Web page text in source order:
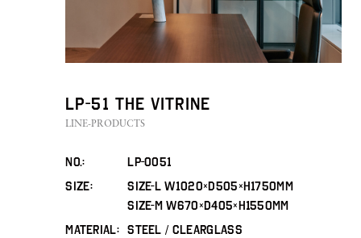
ART&PROPS
STYLING
ABOUT
CONTACT
LP-51 THE VITRINE
LINE-PRODUCTS
No.
lp-0051
SIZE
SIZE-L W1020×D505×H1750mm
SIZE-M W670×D405×H1550mm
MATERIAL
STEEL / CLEARGLASS